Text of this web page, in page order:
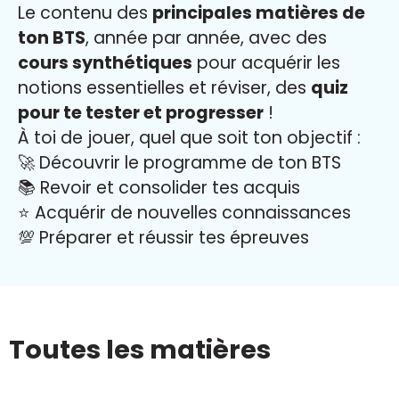
Le contenu des principales matières de
ton BTS, année par année, avec des
cours synthétiques pour acquérir les
notions essentielles et réviser, des quiz
pour te tester et progresser !
À toi de jouer, quel que soit ton objectif :
🚀 Découvrir le programme de ton BTS
📚 Revoir et consolider tes acquis
⭐️ Acquérir de nouvelles connaissances
💯 Préparer et réussir tes épreuves
Toutes les matières